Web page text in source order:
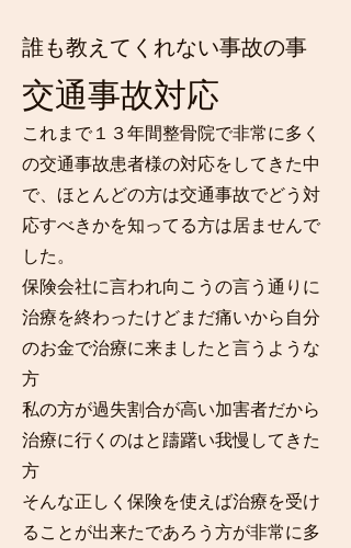
​誰も教えてくれない事故の事
交通事故対応
​これまで１３年間整骨院で非常に多く
の交通事故患者様の対応をしてきた中
で、ほとんどの方は交通事故でどう対
応すべきかを知ってる方は居ませんで
した。
保険会社に言われ向こうの言う通りに
治療を終わったけどまだ痛いから自分
のお金で治療に来ましたと言うような
方
私の方が過失割合が高い加害者だから
治療に行くのはと躊躇い我慢してきた
方
そんな正しく保険を使えば治療を受け
ることが出来たであろう方が非常に多